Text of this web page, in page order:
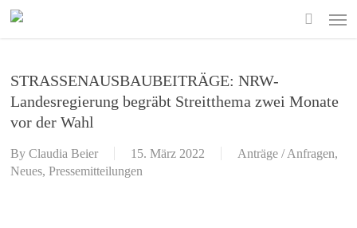
Skip
STRASSENAUSBAUBEITRÄGE: NRW-
Landesregierung begräbt Streitthema zwei Monate
vor der Wahl
By Claudia Beier 15. März 2022 Anträge / Anfragen,
Neues,Pressemitteilungen